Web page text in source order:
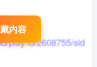
play/id/2608755/sid/
内容